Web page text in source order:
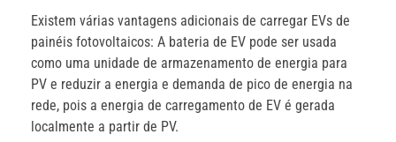
Existem várias vantagens adicionais de carregar EVs de
painéis fotovoltaicos: A bateria de EV pode ser usada
como uma unidade de armazenamento de energia para
PV e reduzir a energia e demanda de pico de energia na
rede, pois a energia de carregamento de EV é gerada
localmente a partir de PV.